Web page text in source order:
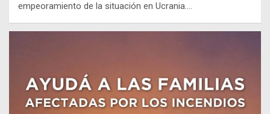
empeoramiento de la situación en Ucrania.…